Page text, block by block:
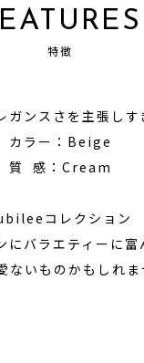
特徴
ンスさを主張し
カラー：Beige
質 感：Cream
コレクション
にバラエティーに富
いものかもしれ